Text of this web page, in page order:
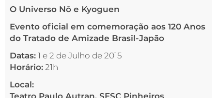
O Universo Nô e Kyoguen
Evento oficial em comemoração aos 120 Anos
do Tratado de Amizade Brasil-Japão
Datas: 1 e 2 de Julho de 2015
Horário: 21h
Local:
Teatro Paulo Autran, SESC Pinheiros